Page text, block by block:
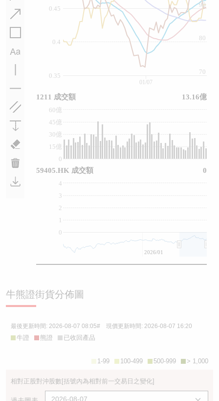
0.45
0.35
0.4
90
70
80
0
15億
30億
45億
60億
0
1
2
3
4
01/07
2026/01
1211 成交額 13.16億
59405.HK 成交額 0
牛熊證街貨分佈圖
最後更新時間: 2026-08-07 08:05# 現價更新時間: 2026-08-07 16:20
牛證 熊證 已收回產品
> 1,000
500-999
100-499
1-99
相對正股對沖股數[括號內為相對前一交易日之變化]